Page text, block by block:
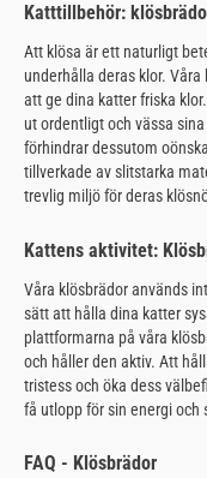
Katttillbehör:
Att klösa är ett naturligt
underhålla deras klor.
att ge dina katter friska
ut ordentligt och vässa
förhindrar dessutom
tillverkade av slitstarka
trevlig miljö för deras
Kattens aktivitet:
Våra klösbrädor används
sätt att hålla dina katter
plattformarna på våra
och håller den aktiv. Att
tristess och öka dess
få utlopp för sin energi
FAQ - Klösbrädor